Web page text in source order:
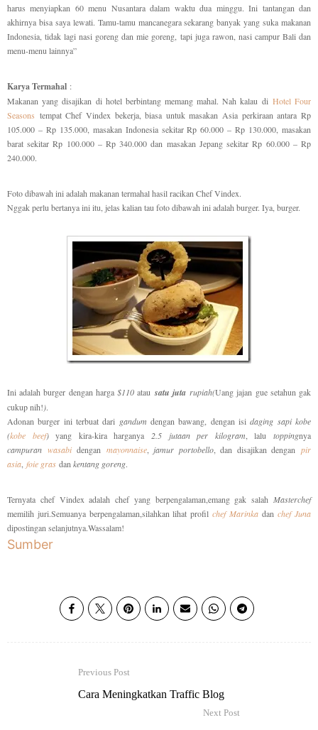
harus menyiapkan 60 menu Nusantara dalam waktu dua minggu. Ini tantangan dan
akhirnya bisa saya lewati. Tamu-tamu mancanegara sekarang banyak yang suka makanan
Indonesia, tidak lagi nasi goreng dan mie goreng, tapi juga rawon, nasi campur Bali dan
menu-menu lainnya”
Karya Termahal :
Makanan yang disajikan di hotel berbintang memang mahal. Nah kalau di Hotel Four
Seasons tempat Chef Vindex bekerja, biasa untuk masakan Asia perkiraan antara Rp
105.000 – Rp 135.000, masakan Indonesia sekitar Rp 60.000 – Rp 130.000, masakan
barat sekitar Rp 100.000 – Rp 340.000 dan masakan Jepang sekitar Rp 60.000 – Rp
240.000.
Foto dibawah ini adalah makanan termahal hasil racikan Chef Vindex.
Nggak perlu bertanya ini itu, jelas kalian tau foto dibawah ini adalah burger. Iya, burger.
Ini adalah burger dengan harga$110 atau satu jutarupiah(Uang jajan gue setahun gak
cukup nih!).
Adonan burger ini terbuat dari gandum dengan bawang, dengan isidaging sapi kobe
(kobe beef)yang kira-kira harganya 2.5 jutaan per kilogram , lalutoppingnya
campuran wasabidengan mayonnaise, jamur portobello, dan disajikan denganpir
asia foie gras dan kentang goreng.
Ternyata chef Vindex adalah chef yang berpengalaman,emang gak salah Masterchef
memilih juri.Semuanya berpengalaman,silahkan lihat profil chef Marinka danchef Juna
dipostingan selanjutnya.Wassalam!
Sumber
Previous Post
Cara Meningkatkan Traffic Blog
Next Post